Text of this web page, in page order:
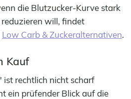
die Blutzucker-Kurve stark
will, findet
Low Carb & Zuckeralternativen.
Kauf
ist rechtlich nicht scharf
ein prüfender Blick auf die